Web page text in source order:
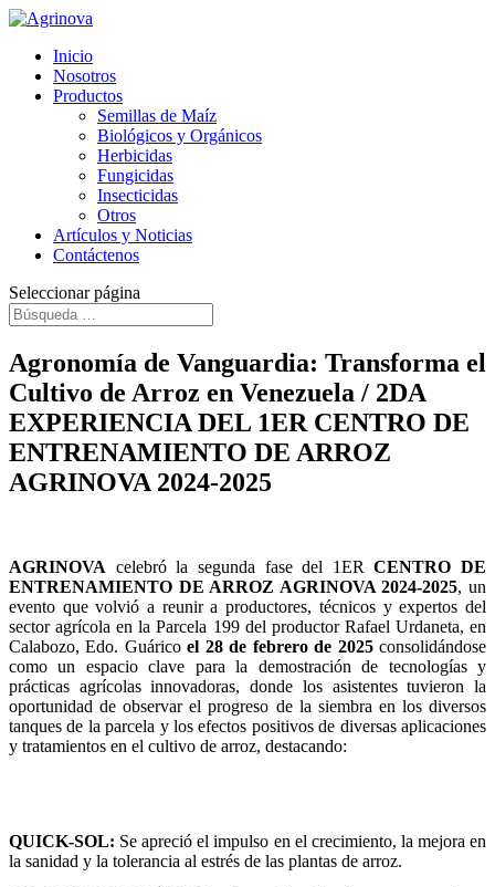
Inicio
Nosotros
Productos
Semillas de Maíz
Biológicos y Orgánicos
Herbicidas
Fungicidas
Insecticidas
Otros
Artículos y Noticias
Contáctenos
Seleccionar página
Agronomía de Vanguardia: Transforma el
Cultivo de Arroz en Venezuela / 2DA
EXPERIENCIA DEL 1ER CENTRO DE
ENTRENAMIENTO DE ARROZ
AGRINOVA 2024-2025
AGRINOVA celebró la segunda fase del 1ERCENTRO DE
ENTRENAMIENTO DE ARROZ AGRINOVA 2024-2025, un
evento que volvió a reunir a productores, técnicos y expertos del
sector agrícola en la Parcela 199 del productor Rafael Urdaneta, en
Calabozo, Edo. Guáricoel 28 de febrero de 2025consolidándose
como un espacio clave para la demostración de tecnologías y
prácticas agrícolas innovadoras, donde los asistentes tuvieron la
oportunidad de observar el progreso de la siembra en los diversos
tanques de la parcela y los efectos positivos de diversas aplicaciones
y tratamientos en el cultivo de arroz, destacando:
QUICK-SOL: Se apreció el impulso en el crecimiento, la mejora en
la sanidad y la tolerancia al estrés de las plantas de arroz.